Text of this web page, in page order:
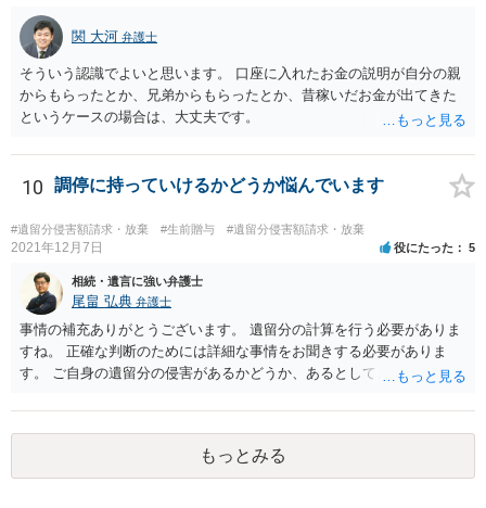
関 大河 弁護士
そういう認識でよいと思います。 口座に入れたお金の説明が自分の親
からもらったとか、兄弟からもらったとか、昔稼いだお金が出てきた
というケースの場合は、大丈夫です。
10 調停に持っていけるかどうか悩んでいます
#遺留分侵害額請求・放棄 #生前贈与 #遺留分侵害額請求・放棄
2021年12月7日 役にたった 5
相続・遺言に強い弁護士
尾畠 弘典 弁護士
事情の補充ありがとうございます。 遺留分の計算を行う必要がありま
すね。 正確な判断のためには詳細な事情をお聞きする必要がありま
す。 ご自身の遺留分の侵害があるかどうか、あるとしてどの程度の金
相談されるのが良いと思います。
もっとみる